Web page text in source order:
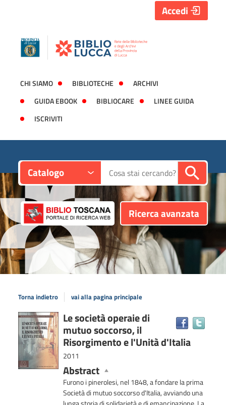
CHI SIAMO BIBLIOTECHE
ARCHIVI
GUIDA EBOOK
BIBLIOCARE
LINEE GUIDA
ISCRIVITI
Accedi
Catalogo Cerca su "Catalogo"
Ricerca avanzata
Torna indietro vai alla pagina principale
Dettaglio
del
documento
Le società operaie di
mutuo soccorso, il
Risorgimento e l'Unità d'Italia
2011
Abstract
Furono i pinerolesi, nel 1848, a fondare la prima
Società di mutuo soccorso d'Italia, avviando una